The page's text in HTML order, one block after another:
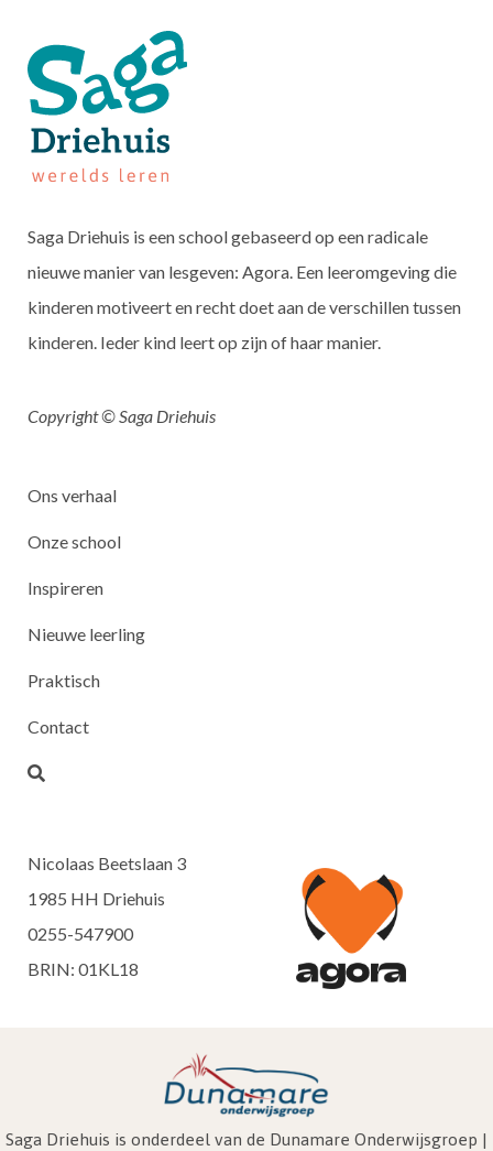
Saga Driehuis is een school gebaseerd op een radicale
nieuwe manier van lesgeven: Agora. Een leeromgeving die
kinderen motiveert en recht doet aan de verschillen tussen
kinderen. Ieder kind leert op zijn of haar manier.
Copyright © Saga Driehuis
Ons verhaal
Onze school
Inspireren
Nieuwe leerling
Praktisch
Contact
Nicolaas Beetslaan 3
1985 HH Driehuis
0255-547900
BRIN: 01KL18
Saga Driehuis is onderdeel van de Dunamare Onderwijsgroep |